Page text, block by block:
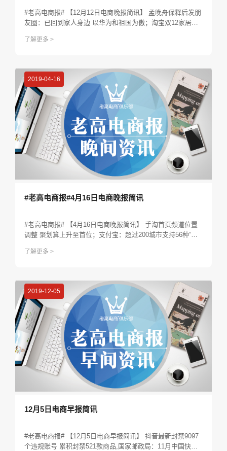
#老高电商报# 【12月12日电商晚报简讯】 孟晚舟保释后发朋
友圈：已回到家人身边 以华为和祖国为傲；淘宝双12家居生
者占比达36%；三星天津手机工厂被曝12月31日正式停产；
了解更多 >
2019-04-16
#老高电商报#4月16日电商晚报简讯
#老高电商报# 【4月16日电商晚报简讯】 手淘首页频道位置
调整 聚划算上升至首位；支付宝：超过200城市支持56种“电
报；小红书：已下线所有提及烟草的笔记；滴滴柳青：人生向
了解更多 >
2019-12-05
12月5日电商早报简讯
#老高电商报# 【12月5日电商早报简讯】 抖音最新封禁9097
个违规账号 累积封禁521款商品,国家邮政局：11月中国快递